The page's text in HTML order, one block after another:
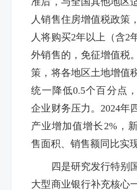
人销售住房增值税政策
人将购买2年以上（含2
外销售的，免征增值税
策，将各地区土地增值
统一降低0.5个百分点
企业财务压力。2024年
产业增加值增长2%，
售面积、销售额同比实
四是研究发行特别
大型商业银行补充核心